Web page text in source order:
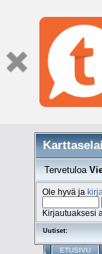
Tervetuloa
Ole hyvä ja
Kirjautuaksesi
Uutiset:
ETUSIVU